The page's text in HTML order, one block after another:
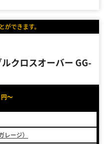
ができます。
クロスオーバー GG-
円～
レージ）